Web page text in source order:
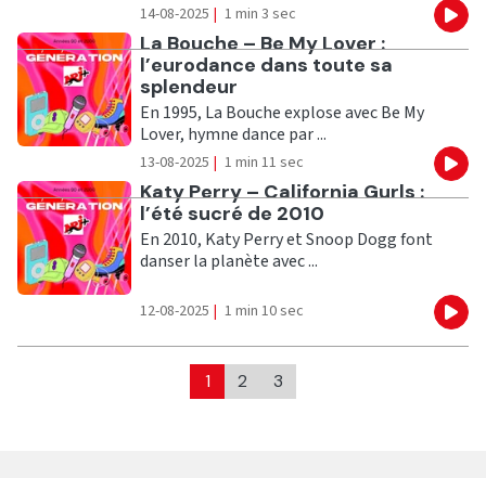
14-08-2025 | 1 min 3 sec
Ecouter
La Bouche – Be My Lover :
l’eurodance dans toute sa
splendeur
En 1995, La Bouche explose avec Be My
Lover, hymne dance par ...
13-08-2025 | 1 min 11 sec
Ecouter
Katy Perry – California Gurls :
l’été sucré de 2010
En 2010, Katy Perry et Snoop Dogg font
danser la planète avec ...
12-08-2025 | 1 min 10 sec
1 2 3